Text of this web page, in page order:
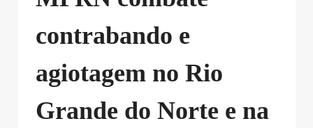
contrabando e
agiotagem no Rio
Grande do Norte e na